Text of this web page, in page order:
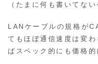
（たまに何も書いてな
LANケーブルの規格が
てもほぼ通信速度は変
ばスペック的にも価格的